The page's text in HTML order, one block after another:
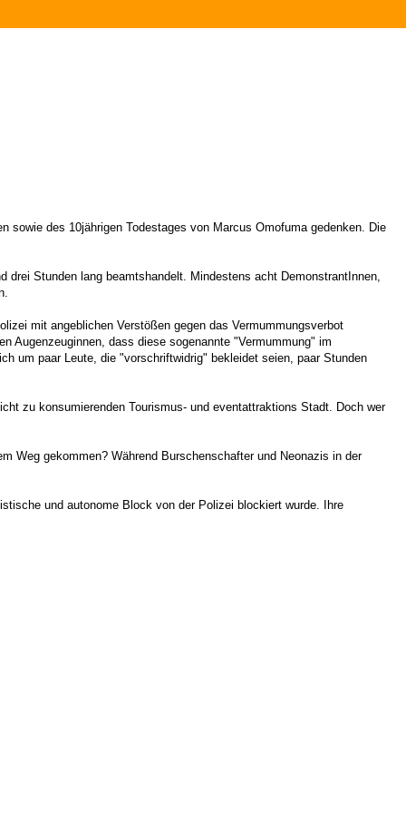
sowie des 10jährigen Todestages von Marcus Omofuma gedenken. Die
Stunden lang beamtshandelt. Mindestens acht DemonstrantInnen,
mit angeblichen Verstößen gegen das Vermummungsverbot
Augenzeuginnen, dass diese sogenannte "Vermummung" im
um paar Leute, die "vorschriftwidrig" bekleidet seien, paar Stunden
zu konsumierenden Tourismus- und eventattraktions Stadt. Doch wer
Weg gekommen? Während Burschenschafter und Neonazis in der
und autonome Block von der Polizei blockiert wurde. Ihre